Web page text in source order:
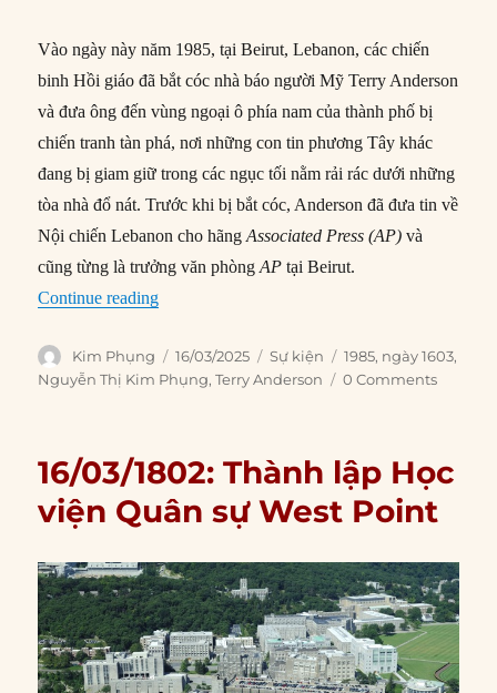
Vào ngày này năm 1985, tại Beirut, Lebanon, các chiến
binh Hồi giáo đã bắt cóc nhà báo người Mỹ Terry Anderson
và đưa ông đến vùng ngoại ô phía nam của thành phố bị
chiến tranh tàn phá, nơi những con tin phương Tây khác
đang bị giam giữ trong các ngục tối nằm rải rác dưới những
tòa nhà đổ nát. Trước khi bị bắt cóc, Anderson đã đưa tin về
Nội chiến Lebanon cho hãngAssociated Press (AP)và
cũng từng là trưởng văn phòngAP tại Beirut.
Continue reading“16/03/1985: Nhà báo người Mỹ Terry
Author
Kim Phụng
Posted
on
16/03/2025 Categories
Sự kiện Tags
1985, ngày 1603,
Nguyễn Thị Kim Phụng,Terry Anderson 0 Comments
16/03/1802: Thành lập Học
viện Quân sự West Point